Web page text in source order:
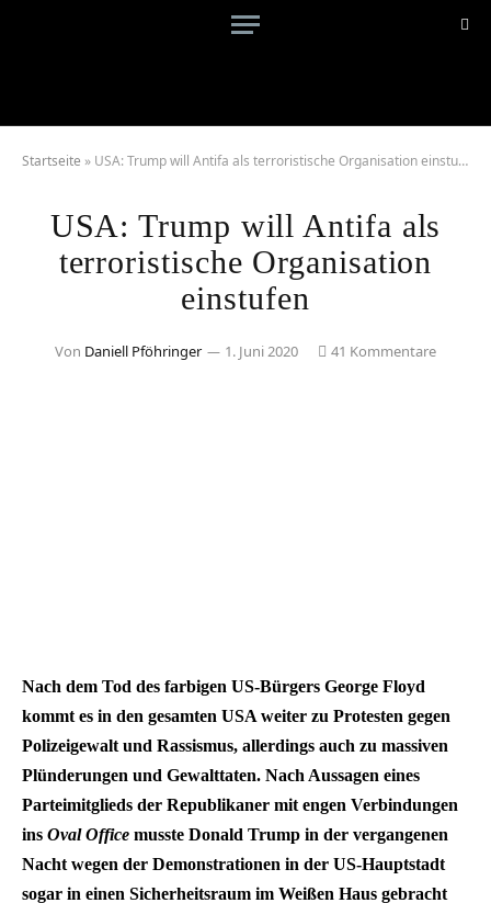
Startseite » USA: Trump will Antifa als terroristische Organisation einstufen
USA: Trump will Antifa als
terroristische Organisation
einstufen
Von Daniell Pföhringer 1. Juni 2020 41 Kommentare
Nach dem Tod des farbigen US-Bürgers George Floyd
kommt es in den gesamten USA weiter zu Protesten gegen
Polizeigewalt und Rassismus, allerdings auch zu massiven
Plünderungen und Gewalttaten. Nach Aussagen eines
Parteimitglieds der Republikaner mit engen Verbindungen
ins Oval Office musste Donald Trump in der vergangenen
Nacht wegen der Demonstrationen in der US-Hauptstadt
sogar in einen Sicherheitsraum im Weißen Haus gebracht